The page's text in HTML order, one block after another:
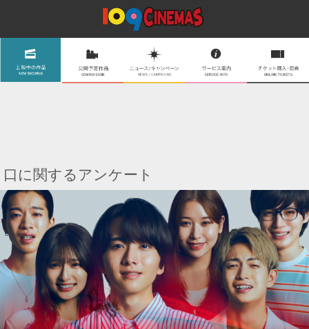
口に関するアンケート